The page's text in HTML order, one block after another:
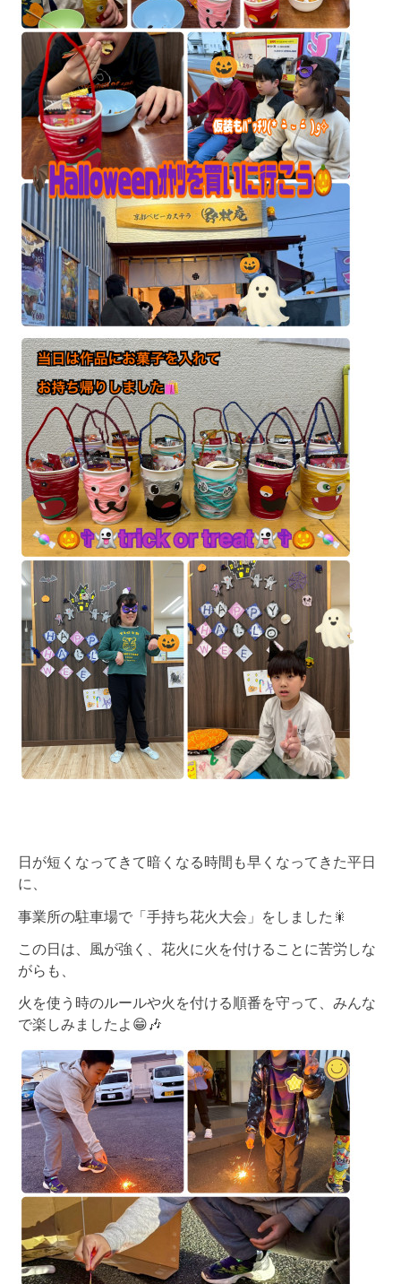
日が短くなってきて暗くなる時間も早くなってきた平日
に、
事業所の駐車場で「手持ち花火大会」をしました🎇
この日は、風が強く、花火に火を付けることに苦労しな
がらも、
火を使う時のルールや火を付ける順番を守って、 みんな
で楽しみましたよ😁🎶